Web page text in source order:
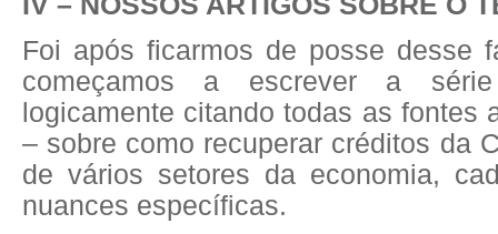
Foi após ficarmos de posse desse
começamos a escrever a
logicamente citando todas as fontes
– sobre como recuperar créditos da
de vários setores da economia,
nuances específicas.